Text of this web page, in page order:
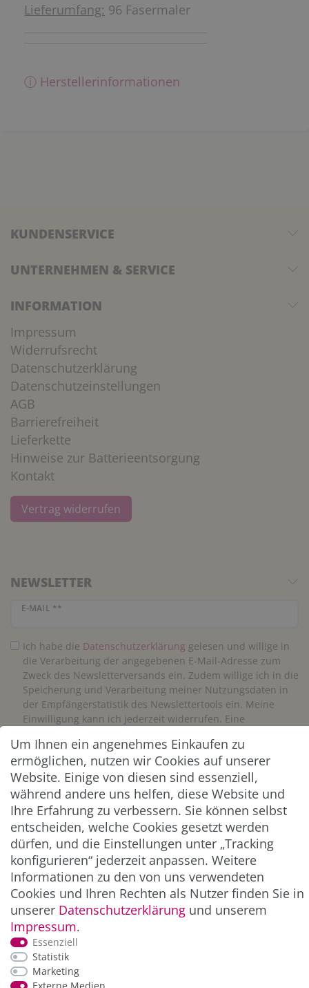
Lieferumfang: 96 Fasermaler
ⓘ Herstellerinformationen
KUNDENSERVICE
UNTERNEHMEN & SERVICE
INFORMATION
Impressum
Widerrufsrecht
Datenschutzerklärung
Datenschutzeinstellungen
AGB
Barrierefreiheit
Lieferkette
Hinweise zur Batterieentsorgung
Kontakt
Vertrag widerrufen
NEWSLETTER
E-MAIL **
Newsletter Honig
Ich habe die Daten­schutz­erklärung gelesen und willige in
die Verarbeitung der angegebenen E-Mail-Adresse zum
Zweck des Newsletterversands ein. Zudem willige ich in die
Speicherung und Verarbeitung meiner Nutzungsdaten in
der Empfängerstatistik des Newslettertools ein. Meine
Einwilligung kann ich jederzeit widerrufen. Eine
Abonnieren
** Hierbei handelt es sich um ein Pflichtfeld.
ZAHLUNG & VERSAND
Um Ihnen ein angenehmes Einkaufen zu
ermöglichen, nutzen wir Cookies auf unserer
Website. Einige von diesen sind essenziell,
während andere uns helfen, diese Website und
Ihre Erfahrung zu verbessern. Sie können selbst
entscheiden, welche Cookies gesetzt werden
dürfen, und die Einstellungen unter „Tracking
konfigurieren“ jederzeit anpassen. Weitere
Informationen zu den von uns verwendeten
Cookies und Ihren Rechten als Nutzer finden Sie in
unserer Daten­schutz­erklärung und unserem
Impressum.
Essenziell
Statistik
Marketing